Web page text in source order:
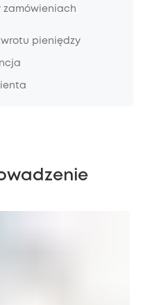
zamówieniach
pieniędzy